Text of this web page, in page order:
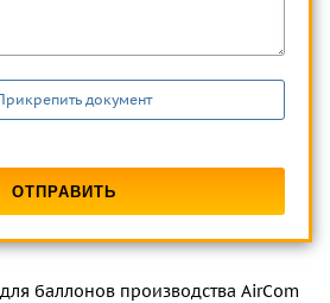
документ
баллонов производства AirCom